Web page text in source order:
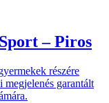
– Piros
részére
megjelenés garantált